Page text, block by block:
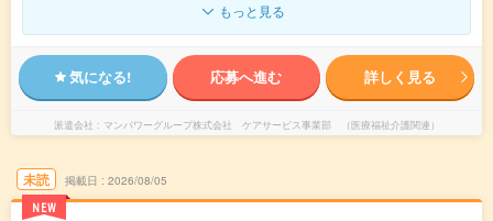
もっと見る
気になる! 応募へ進む 詳しく見る
派遣会社 マンパワーグループ株式会社 ケアサービス事業部 （医療福祉介護関連）
未読
NEW
掲載日 2026/08/05